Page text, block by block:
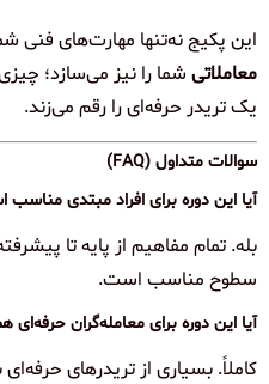
این پکیج نه‌تنها مهارت‌های فنی
معاملاتی شما را نیز می‌سازد؛
یک تریدر حرفه‌ای را رقم می‌زند.
سوالات متداول (FAQ)
آیا این دوره برای افراد مبتدی
بله. تمام مفاهیم از پایه تا
سطوح مناسب است.
آیا این دوره برای معامله‌گران حرفه‌ای
کاملاً. بسیاری از تریدرهای